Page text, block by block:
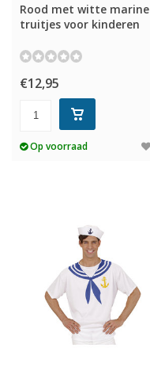
Rood met witte marine
truitjes voor kinderen
€12,95
Op voorraad